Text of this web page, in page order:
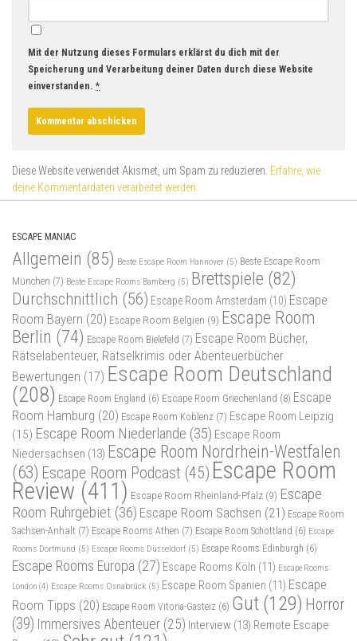
Mit der Nutzung dieses Formulars erklärst du dich mit der
Speicherung und Verarbeitung deiner Daten durch diese Website
einverstanden. *
Diese Website verwendet Akismet, um Spam zu reduzieren. Erfahre, wie
deine Kommentardaten verarbeitet werden.
ESCAPE MANIAC
Allgemein (85) Beste Escape Room Hannover (5) Beste Escape Room
München (7) Beste Escape Rooms Bamberg (5) Brettspiele (82)
Durchschnittlich (56) Escape Room Amsterdam (10) Escape
Room Bayern (20) Escape Room Belgien (9) Escape Room
Berlin (74) Escape Room Bielefeld (7) Escape Room Bücher,
Rätselabenteuer, Rätselkrimis oder Abenteuerbücher
Bewertungen (17) Escape Room Deutschland
(208) Escape Room England (6) Escape Room Griechenland (8) Escape
Room Hamburg (20) Escape Room Koblenz (7) Escape Room Leipzig
(15) Escape Room Niederlande (35) Escape Room
Niedersachsen (13) Escape Room Nordrhein-Westfalen
(63) Escape Room Podcast (45) Escape Room
Review (411) Escape Room Rheinland-Pfalz (9) Escape
Room Ruhrgebiet (36) Escape Room Sachsen (21) Escape Room
Sachsen-Anhalt (7) Escape Rooms Athen (7) Escape Room Schottland (6) Escape
Rooms Dortmund (5) Escape Rooms Düsseldorf (5) Escape Rooms Edinburgh (6)
Escape Rooms Europa (27) Escape Rooms Köln (11) Escape Rooms
London (4) Escape Rooms Osnabrück (5) Escape Room Spanien (11) Escape
Room Tipps (20) Escape Room Vitoria-Gasteiz (6) Gut (129) Horror
(39) Immersives Abenteuer (25) Interview (13) Remote Escape